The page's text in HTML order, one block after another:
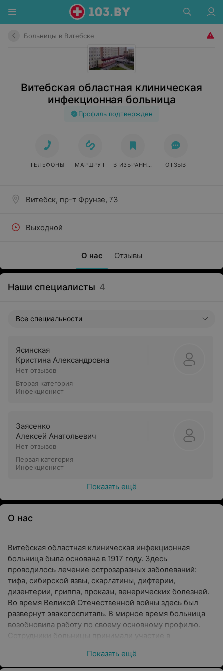
Больницы в Витебске
Витебская областная клиническая
инфекционная больница
Профиль подтвержден
О нас Отзывы
Витебск, пр-т Фрунзе, 73
Выходной
ТЕЛЕФОНЫ МАРШРУТ В ИЗБРАННОЕ ОТЗЫВ
Наши специалисты 4
Все специальности
Ясинская
Кристина Александровна
Нет отзывов
Вторая категория
Инфекционист
Заясенко
Алексей Анатольевич
Нет отзывов
Первая категория
Инфекционист
Показать ещё
О нас
Витебская областная клиническая инфекционная
больница была основана в 1917 году. Здесь
проводилось лечение острозаразных заболеваний:
тифа, сибирской язвы, скарлатины, дифтерии,
дизентерии, гриппа, проказы, венерических болезней.
Во время Великой Отечественной войны здесь был
развернут эвакогоспиталь. В мирное время больница
возобновила работу по своему основному профилю.
Сотрудники больницы принимали участие в
дифтерии – в 1950 году.Показать ещё